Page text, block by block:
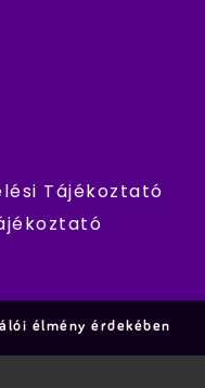
Tájékoztató
élmény érdekében